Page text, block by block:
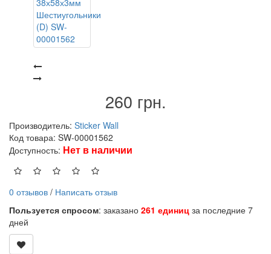
260 грн.
Производитель: Sticker Wall
Код товара: SW-00001562
Доступность: Нет в наличии
0 отзывов / Написать отзыв
Пользуется спросом: заказано 261 единиц за последние 7
дней